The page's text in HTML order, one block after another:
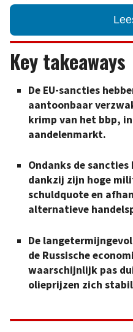
Key takeaways
De EU-sancties
aantoonbaar
krimp van het bbp,
aandelenmarkt.
Ondanks de
dankzij zijn hoge
schuldquote en
alternatieve
De
de Russische
waarschijnlijk pas
olieprijzen zich